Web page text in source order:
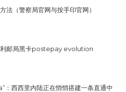
法（警察局官网与按手印官网）
利邮局黑卡postepay evolution
：西西里内陆正在悄悄搭建一条直通中